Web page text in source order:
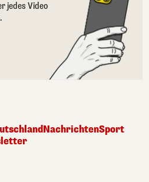
jedes Video
NachrichtenSport